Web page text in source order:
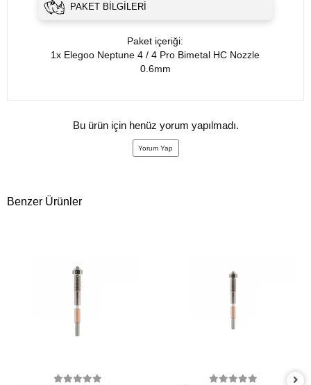
PAKET BILGILERI
Paket içeriği:
1x Elegoo Neptune 4 / 4 Pro Bimetal HC Nozzle
0.6mm
Bu ürün için henüz yorum yapılmadı.
Yorum Yap
Benzer Ürünler